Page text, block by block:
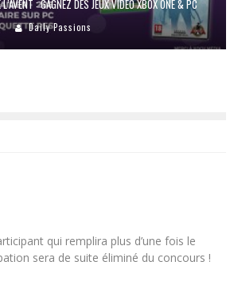
: GAGNEZ DES JEUX VIDÉO XBOX ONE & PC
Daily Passions
qui remplira plus d’une fois le
sera de suite éliminé du concours !